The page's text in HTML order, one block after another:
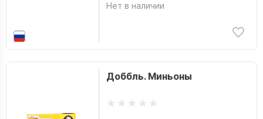
Нет в наличии
Доббль. Миньоны